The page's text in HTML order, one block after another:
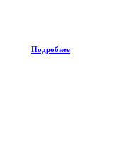
Подробнее